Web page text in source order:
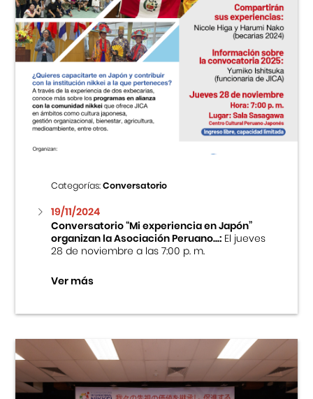
Categorías:Conversatorio
19/11/2024
Conversatorio “Mi experiencia en Japón”
organizan la Asociación Peruano...:El jueves
28 de noviembre a las 7:00 p. m.
Ver más